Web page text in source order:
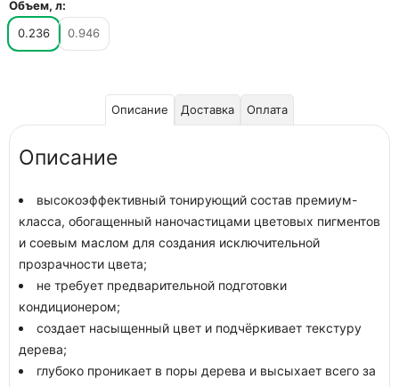
Объем, л:
0.236
0.946
Описание Доставка Оплата
Описание
высокоэффективный тонирующий состав премиум-
класса, обогащенный наночастицами цветовых пигментов
и соевым маслом для создания исключительной
прозрачности цвета;
не требует предварительной подготовки
кондиционером;
создает насыщенный цвет и подчёркивает текстуру
дерева;
глубоко проникает в поры дерева и высыхает всего за